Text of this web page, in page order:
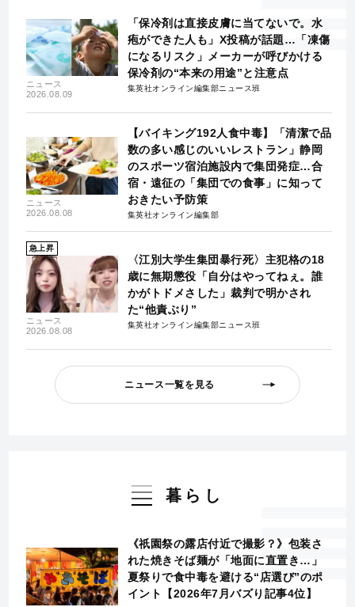
ニュース
2026.08.09
「保冷剤は直接皮膚に当てないで。水
疱ができた人も」X投稿が話題…「凍傷
になるリスク」メーカーが呼びかける
保冷剤の“本来の用途”と注意点
集英社オンライン編集部ニュース班
ニュース
2026.08.08
【バイキング192人食中毒】「清潔で品
数の多い感じのいいレストラン」静岡
のスポーツ宿泊施設内で集団発症…合
宿・遠征の「集団での食事」に知って
おきたい予防策
集英社オンライン編集部
急上昇
ニュース
2026.08.08
〈江別大学生集団暴行死〉主犯格の18
歳に無期懲役「自分はやってねぇ。誰
かがトドメさした」裁判で明かされ
た“他責ぶり”
集英社オンライン編集部ニュース班
ニュース一覧を見る
暮らし
《祇園祭の露店付近で撮影？》包装さ
れた焼きそば麺が「地面に直置き…」
夏祭りで食中毒を避ける“店選び”のポ
イント【2026年7月バズり記事4位】